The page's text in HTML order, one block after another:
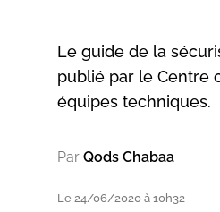
Le guide de la
publié par le Centre
équipes techniques.
Par Qods Chabaa
Le 24/06/2020 à 10h32